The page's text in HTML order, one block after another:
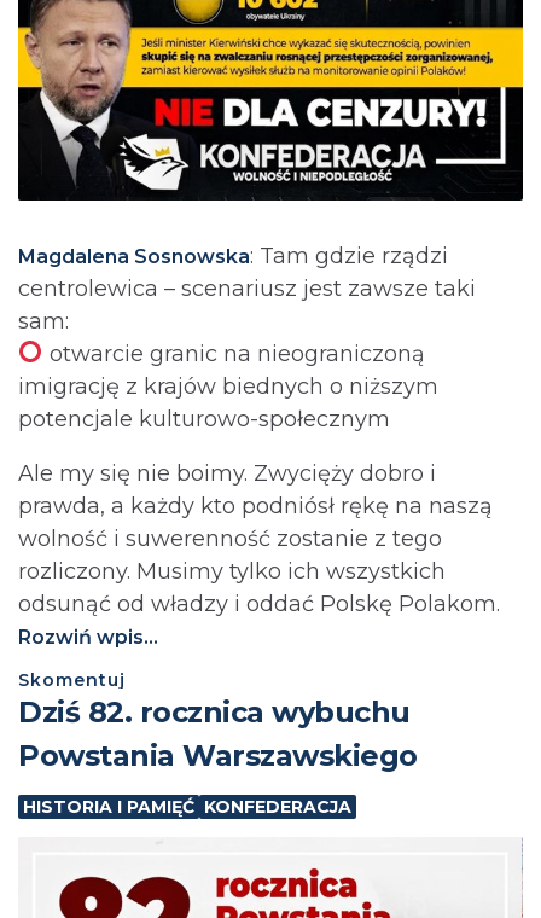
Magdalena Sosnowska: Tam gdzie rządzi
centrolewica – scenariusz jest zawsze taki
sam:
otwarcie granic na nieograniczoną
imigrację z krajów biednych o niższym
potencjale kulturowo-społecznym
Ale my się nie boimy. Zwycięży dobro i
prawda, a każdy kto podniósł rękę na naszą
wolność i suwerenność zostanie z tego
rozliczony. Musimy tylko ich wszystkich
odsunąć od władzy i oddać Polskę Polakom.
Rozwiń wpis...
Skomentuj
Dziś 82. rocznica wybuchu
Powstania Warszawskiego
HISTORIA I PAMIĘĆ KONFEDERACJA